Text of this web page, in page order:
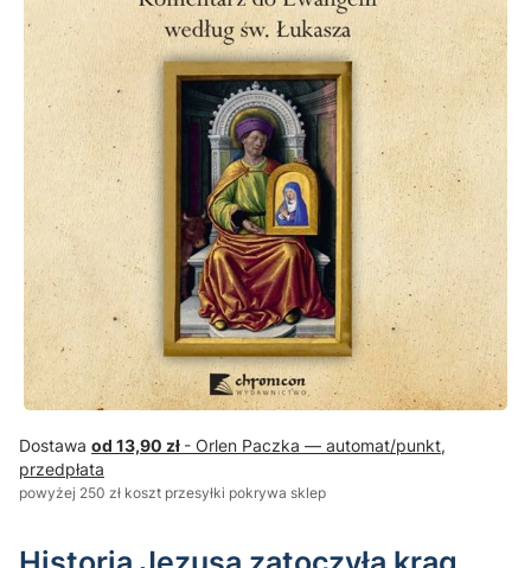
Dostawa od 13,90 zł - Orlen Paczka — automat/punkt,
przedpłata
powyżej 250 zł koszt przesyłki pokrywa sklep